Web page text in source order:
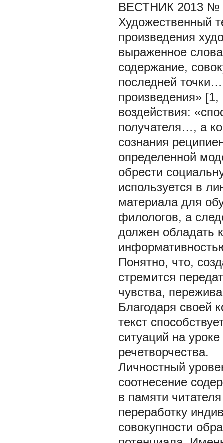
ВЕСТНИК 2013 №
Художественный
произведения
выраженное
содержание,
последней
произведения»
воздействия:
получателя…, а
сознания
определенной
обрести
используется в
материала для
филологов, а
должен обладать
Понятно, что,
стремится
чувства,
Благодаря своей
текст
ситуаций на
речетворчества.
Личностный
соотнесение
в памяти
переработку
совокупности